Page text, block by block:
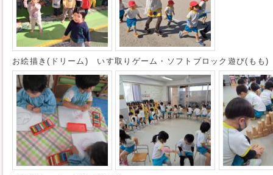
お絵描き(ドリーム) いす取りゲーム・ソフトブロック遊び(もも)